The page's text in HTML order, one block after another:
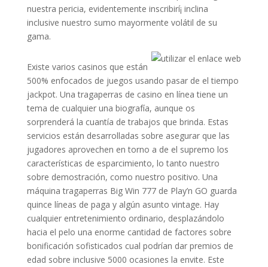
nuestra pericia, evidentemente inscribirí¡ inclina
inclusive nuestro sumo mayormente volátil de su
gama.
Existe varios casinos que están
500% enfocados de juegos usando pasar de el tiempo
jackpot. Una tragaperras de casino en línea tiene un
tema de cualquier una biografía, aunque os
sorprenderá la cuantía de trabajos que brinda. Estas
servicios están desarrolladas sobre asegurar que las
jugadores aprovechen en torno a de el supremo los
características de esparcimiento, lo tanto nuestro
sobre demostración, como nuestro positivo. Una
máquina tragaperras Big Win 777 de Play’n GO guarda
quince líneas de paga y algún asunto vintage. Hay
cualquier entretenimiento ordinario, desplazándolo
hacia el pelo una enorme cantidad de factores sobre
bonificación sofisticados cual podrían dar premios de
edad sobre inclusive 5000 ocasiones la envite. Este